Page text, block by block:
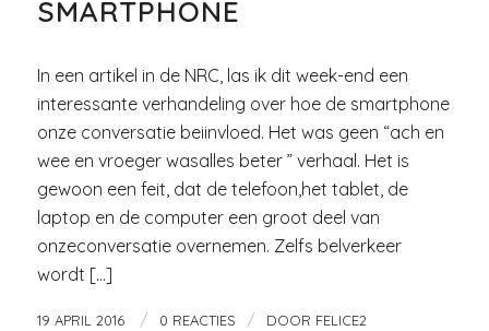
SMARTPHONE
In een artikel in de NRC, las ik dit week-end een
interessante verhandeling over hoe de smartphone
onze conversatie beiinvloed. Het was geen “ach en
wee en vroeger wasalles beter ” verhaal. Het is
gewoon een feit, dat de telefoon,het tablet, de
laptop en de computer een groot deel van
onzeconversatie overnemen. Zelfs belverkeer
wordt […]
19 APRIL 2016 / 0 REACTIES / DOOR FELICE2